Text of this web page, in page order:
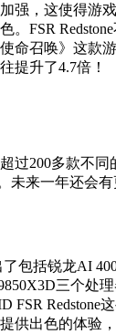
强，这使得游
。FSR
命召唤》这款
提升了4.7倍！
过200多款不同
未来一年还会
包括锐龙AI
三个处
FSR Redstone
供出色的体验